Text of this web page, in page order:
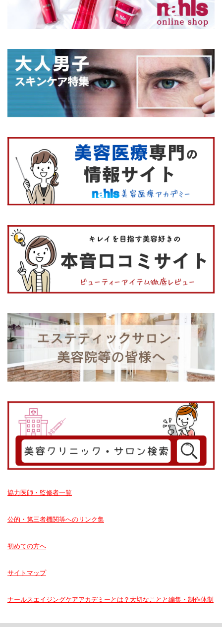
協力医師・監修者一覧
公的・第三者機関等へのリンク集
初めての方へ
サイトマップ
ナールスエイジングケアアカデミーとは？大切なことと編集・制作体制